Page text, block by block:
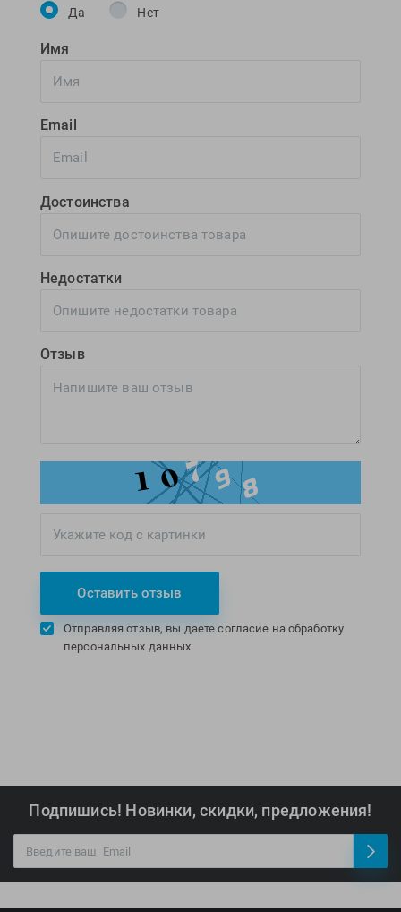
Да Нет
Имя
Email
Достоинства
Недостатки
Отзыв
Оставить отзыв
Отправляя отзыв, вы даете согласие на обработку
персональных данных
Подпишись! Новинки, скидки, предложения!